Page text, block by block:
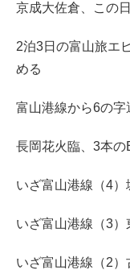
京成大佐倉、この
2泊3日の富山旅エ
める
富山港線から6の
長岡花火臨、3本の
いざ富山港線（4
いざ富山港線（3）
いざ富山港線（2